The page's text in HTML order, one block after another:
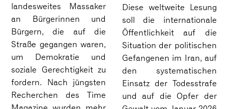
landesweites Massaker
an Bürgerinnen und
Bürgern, die auf die
Straße gegangen waren,
um Demokratie und
soziale Gerechtigkeit zu
fordern. Nach jüngsten
Recherchen des Time
Diese weltweite Lesung
soll die internationale
Öffentlichkeit auf die
Situation der politischen
Gefangenen im Iran, auf
den systematischen
Einsatz der Todesstrafe
und auf die Opfer der